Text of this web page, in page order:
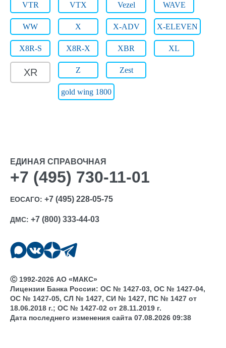
VTR VTX Vezel WAVE
WW X X-ADV X-ELEVEN
X8R-S X8R-X XBR XL
XR Z Zest
gold wing 1800
ЕДИНАЯ СПРАВОЧНАЯ
+7 (495) 730-11-01
ЕОСАГО: +7 (495) 228-05-75
ДМС: +7 (800) 333-44-03
Ⓒ 1992-2026 АО «МАКС»
Лицензии Банка России: ОС № 1427-03, ОС № 1427-04,
ОС № 1427-05, СЛ № 1427, СИ № 1427, ПС № 1427 от
18.06.2018 г.; ОС № 1427-02 от 28.11.2019 г.
Дата последнего изменения сайта 07.08.2026 09:38